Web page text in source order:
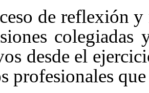
de reflexión
colegiadas
desde el
profesionales